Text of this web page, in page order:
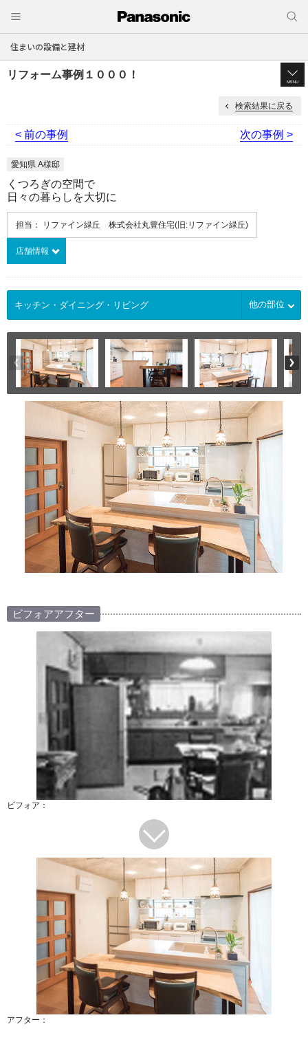
住まいの設備と建材
リフォーム事例１０００！
MENU
検索結果に戻る
< 前の事例 次の事例 >
愛知県 A様邸
くつろぎの空間で
日々の暮らしを大切に
担当： リファイン緑丘 株式会社丸豊住宅(旧:リファイン緑丘)
店舗情報
他の部位
ビフォアアフター
ビフォア：
アフター：